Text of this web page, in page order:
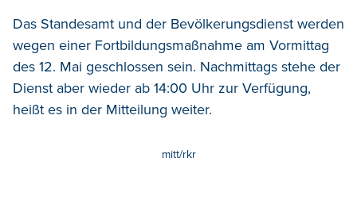
Das Standesamt und der Bevölkerungsdienst werden
wegen einer Fortbildungsmaßnahme am Vormittag
des 12. Mai geschlossen sein. Nachmittags stehe der
Dienst aber wieder ab 14:00 Uhr zur Verfügung,
heißt es in der Mitteilung weiter.
mitt/rkr